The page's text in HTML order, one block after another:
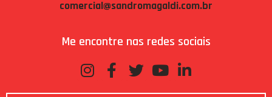
comercial@sandromagaldi.com.br
Me encontre nas redes sociais